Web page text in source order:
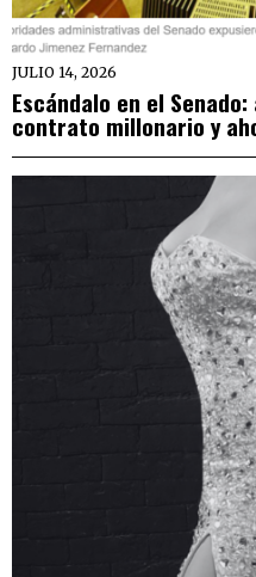
JULIO 14, 2026
Escándalo en el
contrato millonario y